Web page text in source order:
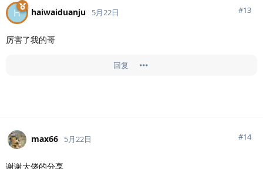
H haiwaiduanju 5月22日 #13
厉害了我的哥
回复
max66 5月22日 #14
谢谢大佬的分享